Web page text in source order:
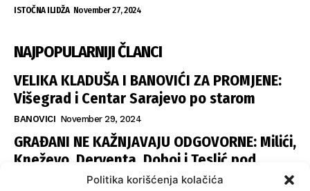
Politika korišćenja kolačića
ISTOČNA ILIDŽA November 27, 2024
NAJPOPULARNIJI ČLANCI
VELIKA KLADUŠA I BANOVIĆI ZA PROMJENE:
Višegrad i Centar Sarajevo po starom
BANOVICI November 29, 2024
GRAĐANI NE KAŽNJAVAJU ODGOVORNE: Milići,
Kneževo, Derventa, Doboj i Teslić pod
šapom istih stranaka